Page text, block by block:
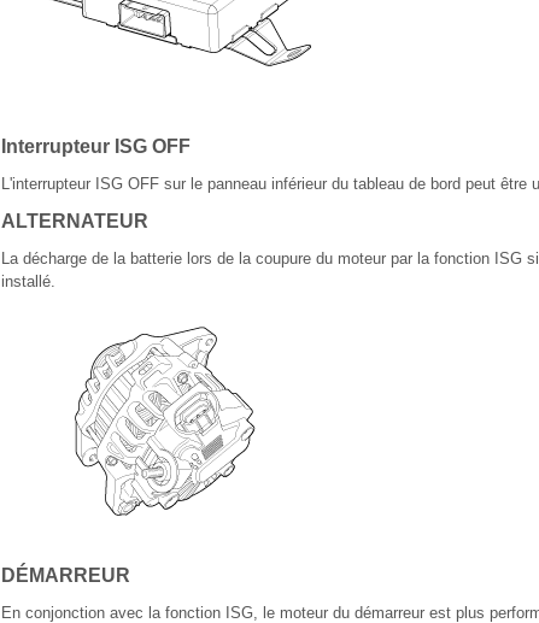
Interrupteur ISG OFF
L'interrupteur ISG OFF sur le panneau inférieur du tableau de bord peut
ALTERNATEUR
La décharge de la batterie lors de la coupure du moteur par la fonction ISG
installé.
DÉMARREUR
En conjonction avec la fonction ISG, le moteur du démarreur est plus